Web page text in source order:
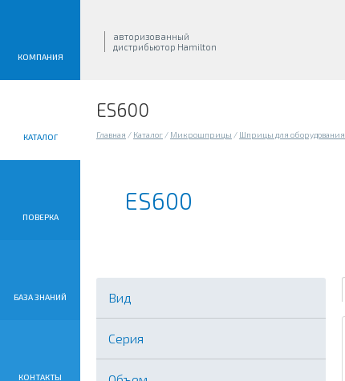
КОМПАНИЯ
КАТАЛОГ
ПОВЕРКА
БАЗА ЗНАНИЙ
КОНТАКТЫ
авторизованный
дистрибьютор Hamilton
ES600
Главная / Каталог / Микрошприцы / Шприцы для оборудования
ES600
Вид
Серия